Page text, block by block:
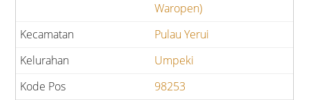
Waropen)
Pulau Yerui
Umpeki
98253